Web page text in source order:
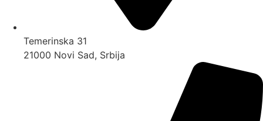
Temerinska 31
21000 Novi Sad, Srbija